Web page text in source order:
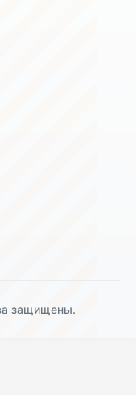
защищены.